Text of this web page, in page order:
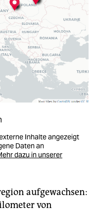
Inhalte angezeigt
Daten an
dazu in unserer
aufgewachsen:
von